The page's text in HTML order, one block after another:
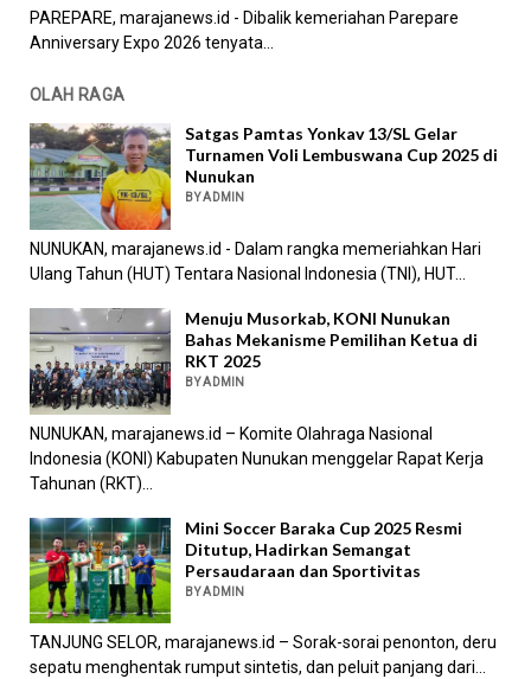
PAREPARE, marajanews.id - Dibalik kemeriahan Parepare
Anniversary Expo 2026 tenyata...
OLAH RAGA
Satgas Pamtas Yonkav 13/SL Gelar
Turnamen Voli Lembuswana Cup 2025 di
Nunukan
BY ADMIN
NUNUKAN, marajanews.id - Dalam rangka memeriahkan Hari
Ulang Tahun (HUT) Tentara Nasional Indonesia (TNI), HUT...
Menuju Musorkab, KONI Nunukan
Bahas Mekanisme Pemilihan Ketua di
RKT 2025
BY ADMIN
NUNUKAN, marajanews.id – Komite Olahraga Nasional
Indonesia (KONI) Kabupaten Nunukan menggelar Rapat Kerja
Tahunan (RKT)...
Mini Soccer Baraka Cup 2025 Resmi
Ditutup, Hadirkan Semangat
Persaudaraan dan Sportivitas
BY ADMIN
TANJUNG SELOR, marajanews.id – Sorak-sorai penonton, deru
sepatu menghentak rumput sintetis, dan peluit panjang dari...